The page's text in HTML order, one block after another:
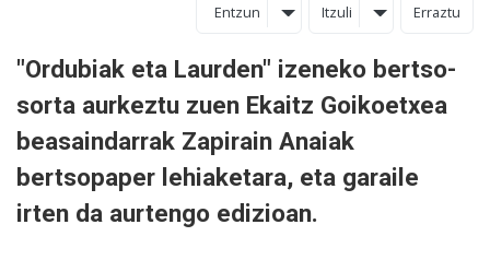
Entzun Itzuli Erraztu
"Ordubiak eta Laurden" izeneko bertso-
sorta aurkeztu zuen Ekaitz Goikoetxea
beasaindarrak Zapirain Anaiak
bertsopaper lehiaketara, eta garaile
irten da aurtengo edizioan.